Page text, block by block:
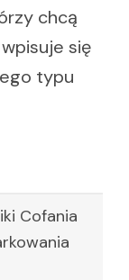
chcą
się
typu
Cofania